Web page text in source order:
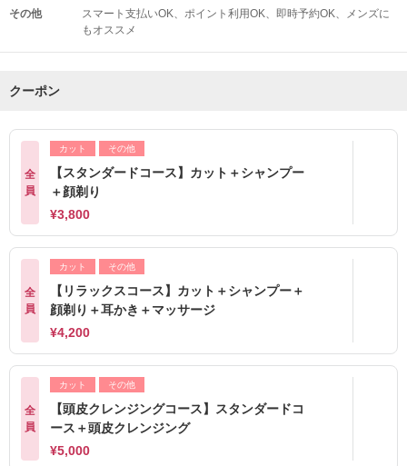
その他 スマート支払いOK ポイント利用OK 即時予約OK
メンズに
もオススメ
クーポン
全
員
カット その他
【スタンダードコース】カット＋シャンプー
＋顔剃り
¥3,800
全
員
カット その他
【リラックスコース】カット＋シャンプー＋
顔剃り＋耳かき＋マッサージ
¥4,200
全
員
カット その他
【頭皮クレンジングコース】スタンダードコ
ース＋頭皮クレンジング
¥5,000